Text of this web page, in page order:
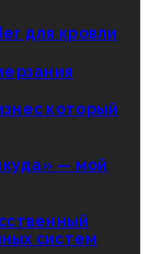
для кровли
который
— мой
систем